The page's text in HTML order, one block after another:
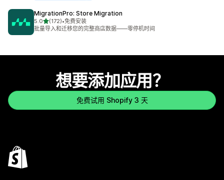
MigrationPro: Store Migration
5.0星（满分 5 星）
(172)
总共 172 条评论
•免费安装
批量导入和迁移您的完整商店数据——零停机时间
想要添加应用？
免费试用 Shopify 3 天